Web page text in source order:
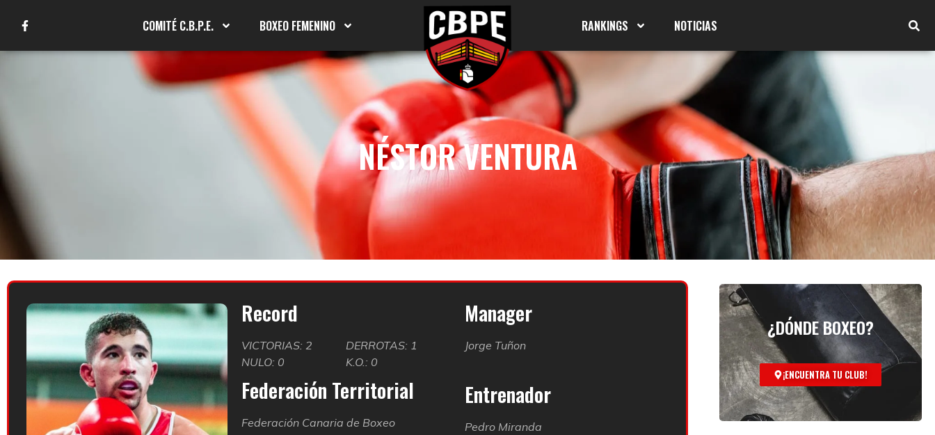
COMITÉ C.B.P.E. BOXEO FEMENINO RANKINGS NOTICIAS
NÉSTOR VENTURA
Record
VICTORIAS: 2
DERROTAS: 1
NULO: 0
K.O.: 0
Federación Territorial
Federación Canaria de Boxeo
Manager
Jorge Tuñon
Entrenador
Pedro Miranda
¿DÓNDE BOXEO?
¡ENCUENTRA TU CLUB!